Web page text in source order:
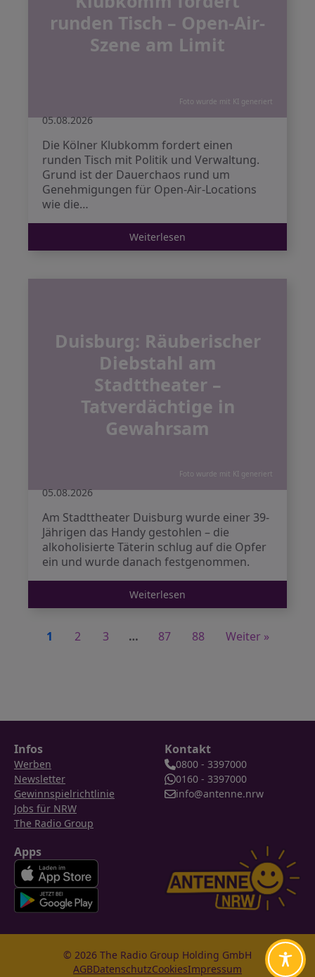
runden Tisch – Open-Air-
Szene am Limit
Foto wurde mit KI generiert
05.08.2026
Die Kölner Klubkomm fordert einen
runden Tisch mit Politik und Verwaltung.
Grund ist der Dauerchaos rund um
Genehmigungen für Open-Air-Locations
wie die…
Weiterlesen
Duisburg: Räuberischer
Diebstahl am
Stadttheater –
Tatverdächtige in
Gewahrsam
Foto wurde mit KI generiert
05.08.2026
Am Stadttheater Duisburg wurde einer 39-
Jährigen das Handy gestohlen – die
alkoholisierte Täterin schlug auf die Opfer
ein und wurde danach festgenommen.
Weiterlesen
1 2 3 … 87 88 Weiter »
Infos
Werben
Newsletter
Gewinnspielrichtlinie
Jobs für NRW
The Radio Group
Kontakt
0800 - 3397000
0160 - 3397000
info@antenne.nrw
Apps
© 2026 The Radio Group Holding GmbH
AGBDatenschutzCookiesImpressum